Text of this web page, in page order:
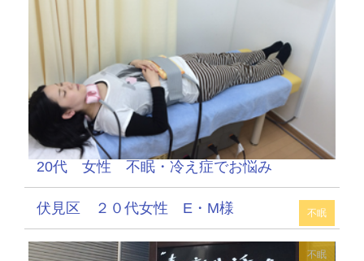
20代 女性 不眠・冷え症でお悩み
不眠
伏見区 ２０代女性 E・M様
不眠